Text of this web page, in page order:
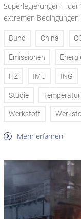
Superlegierungen –
extremen
Bund China
Emissionen
HZ IMU ING
Studie Temperatur
Werkstoff
Mehr erfahren